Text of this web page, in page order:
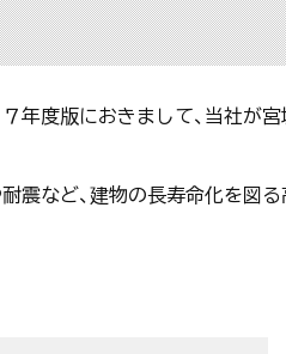
年度版におきまして、当社が
震など、建物の長寿命化を図